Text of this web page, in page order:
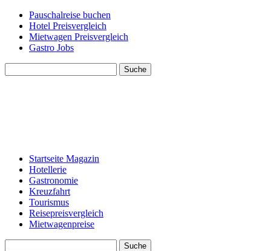
Pauschalreise buchen
Hotel Preisvergleich
Mietwagen Preisvergleich
Gastro Jobs
Suche
Startseite Magazin
Hotellerie
Gastronomie
Kreuzfahrt
Tourismus
Reisepreisvergleich
Mietwagenpreise
Suche